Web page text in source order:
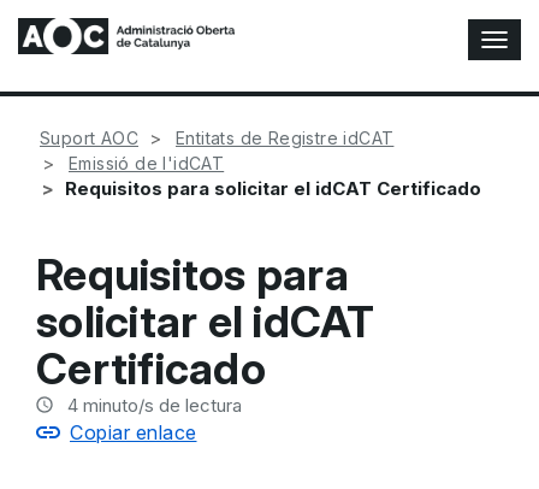
A
l
t
Suport AOC
Entitats de Registre idCAT
Emissió de l'idCAT
Requisitos para solicitar el idCAT Certificado
Requisitos para
solicitar el idCAT
Certificado
4 minuto/s de lectura
Copiar enlace